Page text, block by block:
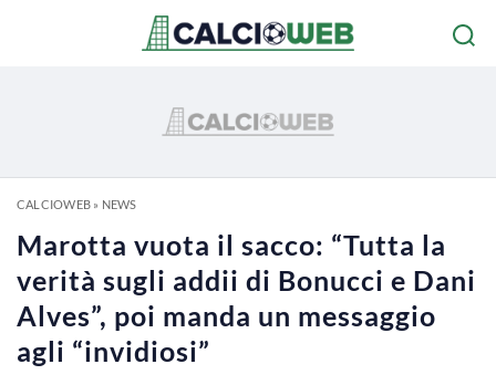
CALCIOWEB» NEWS
Marotta vuota il sacco: “Tutta la
verità sugli addii di Bonucci e Dani
Alves”, poi manda un messaggio
agli “invidiosi”